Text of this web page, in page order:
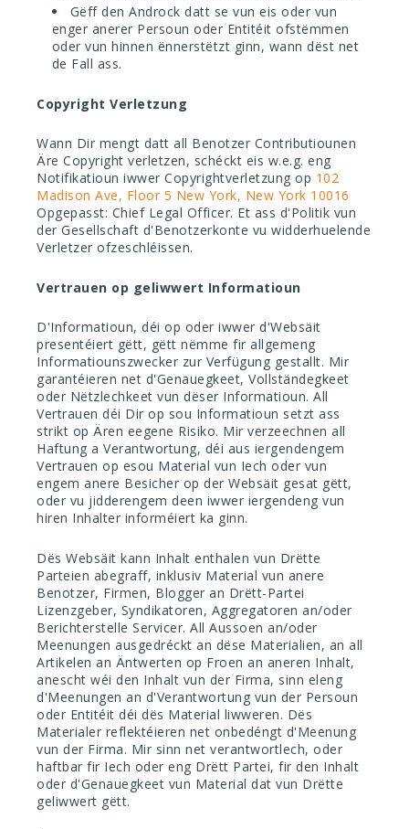
Gëff den Androck datt se vun eis oder vun
enger anerer Persoun oder Entitéit ofstëmmen
oder vun hinnen ënnerstëtzt ginn, wann dëst net
de Fall ass.
Copyright Verletzung
Wann Dir mengt datt all Benotzer Contributiounen
Äre Copyright verletzen, schéckt eis w.e.g. eng
Notifikatioun iwwer Copyrightverletzung op 102
Madison Ave, Floor 5 New York, New York 10016
Opgepasst: Chief Legal Officer. Et ass d'Politik vun
der Gesellschaft d'Benotzerkonte vu widderhuelende
Verletzer ofzeschléissen.
Vertrauen op geliwwert Informatioun
D'Informatioun, déi op oder iwwer d'Websäit
presentéiert gëtt, gëtt nëmme fir allgemeng
Informatiounszwecker zur Verfügung gestallt. Mir
garantéieren net d'Genauegkeet, Vollständegkeet
oder Nëtzlechkeet vun dëser Informatioun. All
Vertrauen déi Dir op sou Informatioun setzt ass
strikt op Ären eegene Risiko. Mir verzeechnen all
Haftung a Verantwortung, déi aus iergendengem
Vertrauen op esou Material vun Iech oder vun
engem anere Besicher op der Websäit gesat gëtt,
oder vu jidderengem deen iwwer iergendeng vun
hiren Inhalter informéiert ka ginn.
Dës Websäit kann Inhalt enthalen vun Drëtte
Parteien abegraff, inklusiv Material vun anere
Benotzer, Firmen, Blogger an Drëtt-Partei
Lizenzgeber, Syndikatoren, Aggregatoren an/oder
Berichterstelle Servicer. All Aussoen an/oder
Meenungen ausgedréckt an dëse Materialien, an all
Artikelen an Äntwerten op Froen an aneren Inhalt,
anescht wéi den Inhalt vun der Firma, sinn eleng
d'Meenungen an d'Verantwortung vun der Persoun
oder Entitéit déi dës Material liwweren. Dës
Materialer reflektéieren net onbedéngt d'Meenung
vun der Firma. Mir sinn net verantwortlech, oder
haftbar fir Iech oder eng Drëtt Partei, fir den Inhalt
oder d'Genauegkeet vun Material dat vun Drëtte
geliwwert gëtt.